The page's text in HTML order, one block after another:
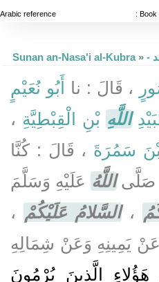
Arabic reference : Book
Sunan an-Nasa'i al-Kubra»
، قَالَ : نا أَبُو نُعَيْمٍ
اللَّهِ بْنِ الْقِبْطِيَّةِ ،
سَمُرَةَ ، قَالَ : كُنَّا
صَلَّىاللَّهُ عَلَيْهِ وَسَلَّمَ
،السَّلامُ عَلَيْكُمْ
،
يَمِينِهِ وَعَنْ شِمَالِهِ
الَّذِينَ يُرْمُونَ